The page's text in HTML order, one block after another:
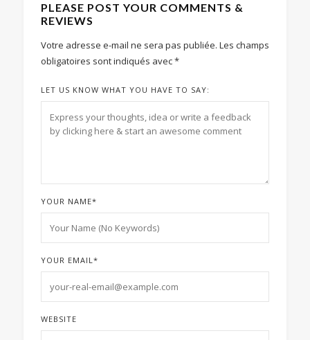
PLEASE POST YOUR COMMENTS &
REVIEWS
Votre adresse e-mail ne sera pas publiée. Les champs
obligatoires sont indiqués avec*
LET US KNOW WHAT YOU HAVE TO SAY:
YOUR NAME*
YOUR EMAIL*
WEBSITE